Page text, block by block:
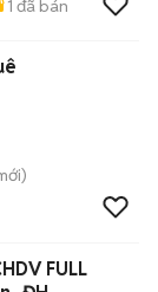
1 đã bán
FULL